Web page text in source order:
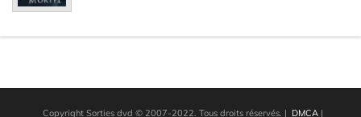
Copyright Sorties dvd © 2007-2022. Tous droits réservés. | DMCA|